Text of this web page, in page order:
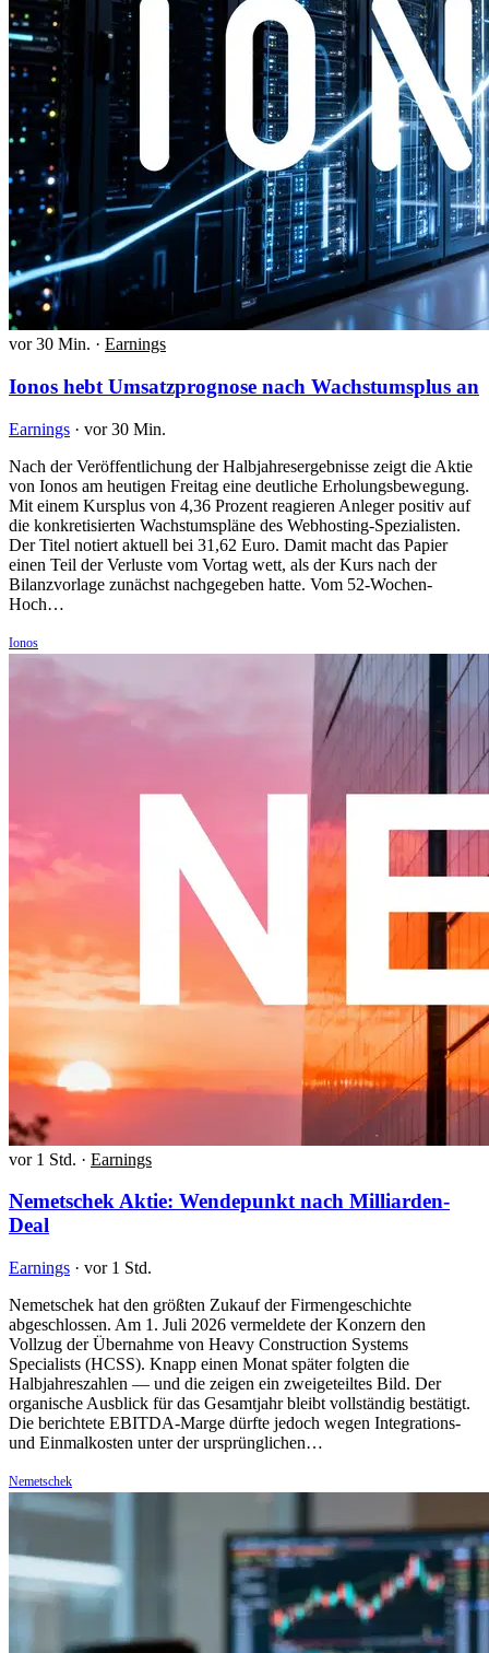
vor 30 Min. · Earnings
Ionos hebt Umsatzprognose nach Wachstumsplus an
Earnings · vor 30 Min.
Nach der Veröffentlichung der Halbjahresergebnisse zeigt die Aktie
von Ionos am heutigen Freitag eine deutliche Erholungsbewegung.
Mit einem Kursplus von 4,36 Prozent reagieren Anleger positiv auf
die konkretisierten Wachstumspläne des Webhosting-Spezialisten.
Der Titel notiert aktuell bei 31,62 Euro. Damit macht das Papier
einen Teil der Verluste vom Vortag wett, als der Kurs nach der
Bilanzvorlage zunächst nachgegeben hatte. Vom 52-Wochen-
Hoch…
Ionos
vor 1 Std. · Earnings
Nemetschek Aktie: Wendepunkt nach Milliarden-
Deal
Earnings · vor 1 Std.
Nemetschek hat den größten Zukauf der Firmengeschichte
abgeschlossen. Am 1. Juli 2026 vermeldete der Konzern den
Vollzug der Übernahme von Heavy Construction Systems
Specialists (HCSS). Knapp einen Monat später folgten die
Halbjahreszahlen — und die zeigen ein zweigeteiltes Bild. Der
organische Ausblick für das Gesamtjahr bleibt vollständig bestätigt.
Die berichtete EBITDA-Marge dürfte jedoch wegen Integrations-
und Einmalkosten unter der ursprünglichen…
Nemetschek